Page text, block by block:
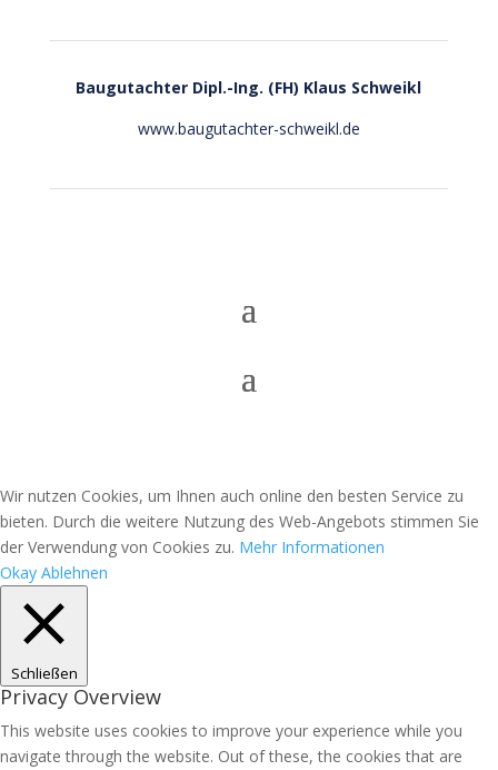
Baugutachter Dipl.-Ing. (FH) Klaus Schweikl
www.baugutachter-schweikl.de
Wir nutzen Cookies, um Ihnen auch online den besten Service zu
bieten. Durch die weitere Nutzung des Web-Angebots stimmen Sie
der Verwendung von Cookies zu. Mehr Informationen
Okay Ablehnen
Schließen
Privacy Overview
This website uses cookies to improve your experience while you
navigate through the website. Out of these, the cookies that are